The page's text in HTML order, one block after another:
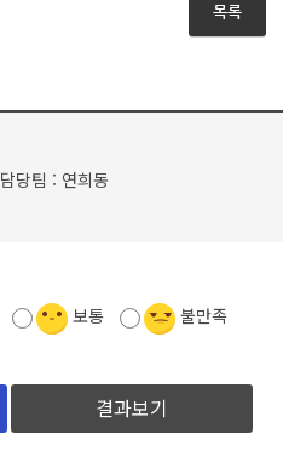
목록
담당팀 : 연희동
보통
불만족
결과보기